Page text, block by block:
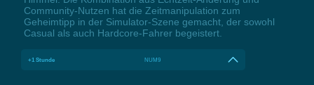
Community-Nutzen hat die Zeitmanipulation zum
Geheimtipp in der Simulator-Szene gemacht, der sowohl
Casual als auch Hardcore-Fahrer begeistert.
+1 Stunde NUM9